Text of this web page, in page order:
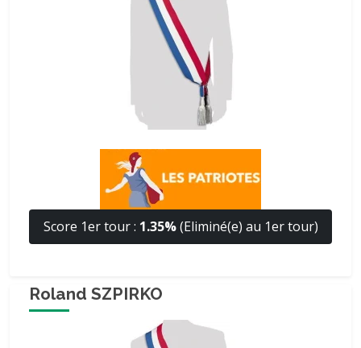
Score 1er tour : 1.35%(Eliminé(e) au 1er tour)
Roland SZPIRKO